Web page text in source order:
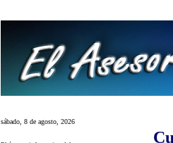
sábado, 8 de agosto, 2026